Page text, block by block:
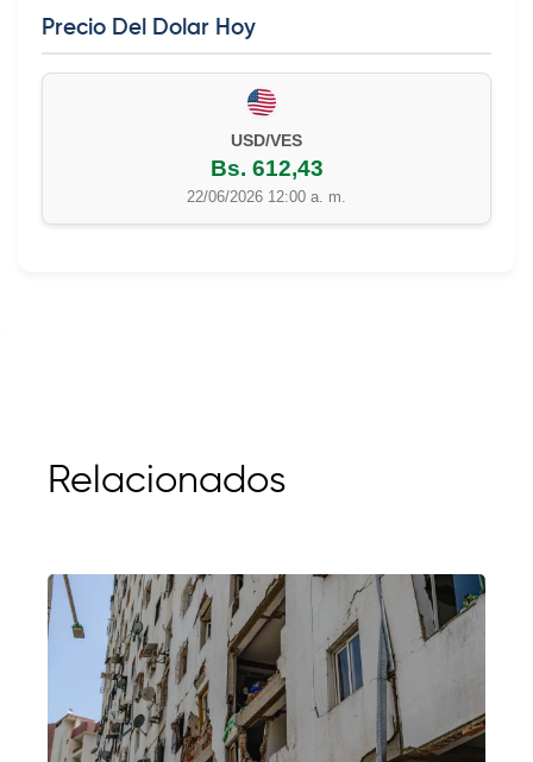
Precio Del Dolar Hoy
EUR/VES
Bs. 702,42
22/06/2026 12:00 a. m.
Relacionados